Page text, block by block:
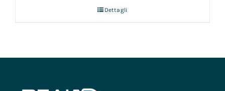
Dettagli